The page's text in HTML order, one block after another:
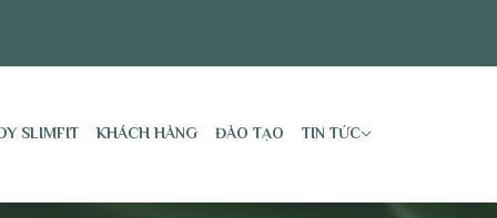
SLIMFIT KHÁCH HÀNG ĐÀO TẠO TIN TỨC